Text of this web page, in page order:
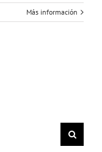
Más información